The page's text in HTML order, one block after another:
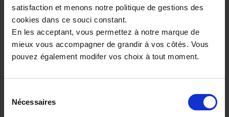
satisfaction et menons notre politique de gestions des
cookies dans ce souci constant.
En les acceptant, vous permettez à notre marque de
mieux vous accompagner de grandir à vos côtés. Vous
pouvez également modifer vos choix à tout moment.
Nécessaires
33 980€
ou à partir de 558.95 €/mois